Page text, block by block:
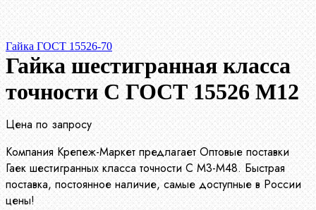
Гайка ГОСТ 15526-70
Гайка шестигранная класса
точности С ГОСТ 15526 М12
Цена по запросу
Компания Крепеж-Маркет предлагает Оптовые поставки
Гаек шестигранных класса точности С М3-М48. Быстрая
поставка, постоянное наличие, самые доступные в России
цены!